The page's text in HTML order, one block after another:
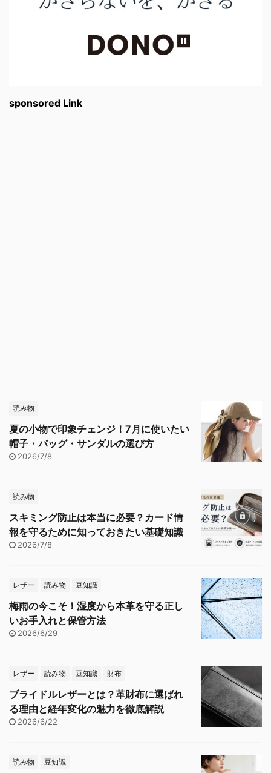
sponsored Link
読み物
夏の小物で印象チェンジ！7月に使いたい
帽子・バッグ・サンダルの選び方
2026/7/8
読み物
スキミング防止は本当に必要？カード情
報を守るために知っておきたい基礎知識
2026/7/8
レザー 読み物 豆知識
梅雨の今こそ！湿度から本革を守る正し
いお手入れと保管方法
2026/6/29
レザー 読み物 豆知識 財布
ブライドルレザーとは？革財布に選ばれ
る理由と経年変化の魅力を徹底解説
2026/6/22
読み物 豆知識